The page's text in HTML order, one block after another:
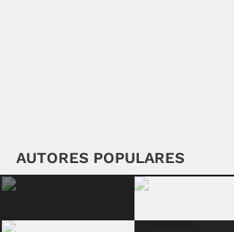
AUTORES POPULARES